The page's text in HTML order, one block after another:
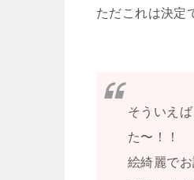
ただこれは決定
そういえ
た〜！！
絵綺麗でお